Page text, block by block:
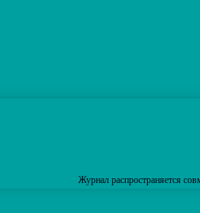
Журнал распространяется